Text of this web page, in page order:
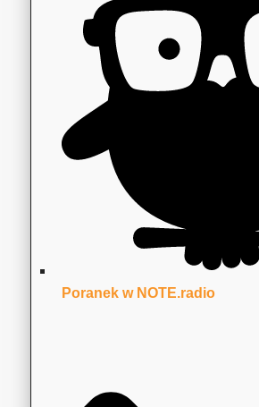
Poranek w NOTE.radio